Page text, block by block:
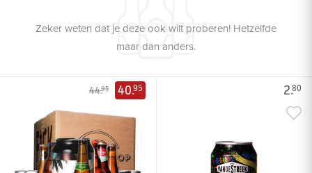
Zeker weten dat je deze ook wilt proberen! Hetzelfde
maar dan anders.
44.95 40.95 2.80